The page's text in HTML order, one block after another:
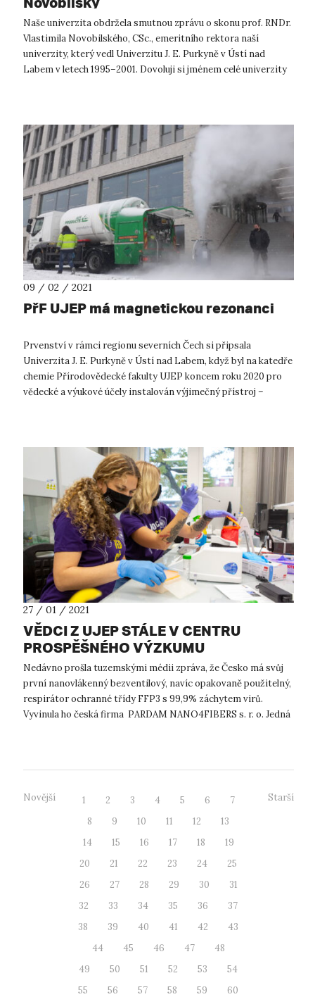
Naše univerzita obdržela smutnou zprávu o skonu prof. RNDr.
Vlastimila Novobilského, CSc., emeritního rektora naší
univerzity, který vedl Univerzitu J. E. Purkyně v Ústí nad
Labem v letech 1995–2001. Dovoluji si jménem celé univerzity
09 / 02 / 2021
PřF UJEP má magnetickou rezonanci
Prvenství v rámci regionu severních Čech si připsala
Univerzita J. E. Purkyně v Ústí nad Labem, když byl na katedře
chemie Přírodovědecké fakulty UJEP koncem roku 2020 pro
vědecké a výukové účely instalován výjimečný přístroj –
27 / 01 / 2021
VĚDCI Z UJEP STÁLE V CENTRU
PROSPĚŠNÉHO VÝZKUMU
Nedávno prošla tuzemskými médii zpráva, že Česko má svůj
první nanovlákenný bezventilový, navíc opakovaně použitelný,
respirátor ochranné třídy FFP3 s 99,9% záchytem virů.
Vyvinula ho česká firma PARDAM NANO4FIBERS s. r. o. Jedná
Novější 1 2 3 4 5 6
7
8
9 10 11 12
13
14
15 16 17 18
19
20
21 22 23 24
25
26
27 28 29 30
31
32
33 34 35 36
37
38
39 40 41 42
43
44
45 46 47
48
49
50 51 52 53
54
55
56 57 58 59
60
Starší